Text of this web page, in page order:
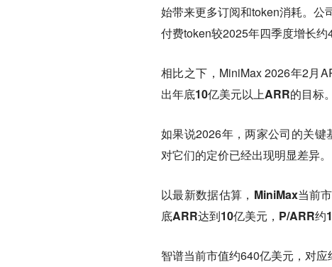
始带来更多订阅和token消耗。公
付费token较2025年四季度增长约4
相比之下，MiniMax 2026年2月
出年底10亿美元以上ARR的目标
如果说2026年，两家公司的关
对它们的定价已经出现明显差异。
以最新数据估算， MiniMax当前
底ARR达到10亿美元，P/ARR约
智谱当前市值约640亿美元， 对应